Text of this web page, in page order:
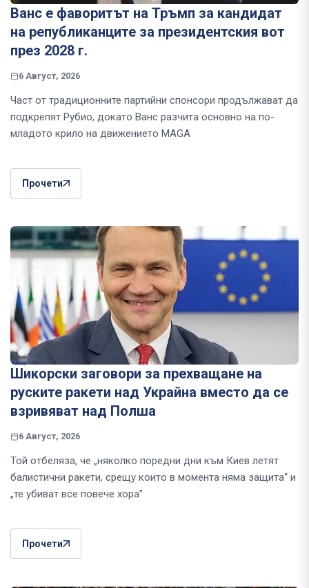
Ванс е фаворитът на Тръмп за кандидат
на републиканците за президентския вот
през 2028 г.
6 Август, 2026
Част от традиционните партийни спонсори продължават да
подкрепят Рубио, докато Ванс разчита основно на по-
младото крило на движението MAGA
Прочети
Шикорски заговори за прехващане на
руските ракети над Украйна вместо да се
взривяват над Полша
6 Август, 2026
Той отбеляза, че „няколко поредни дни към Киев летят
балистични ракети, срещу които в момента няма защита“ и
„те убиват все повече хора"
Прочети